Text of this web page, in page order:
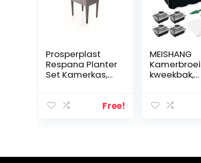
Prosperplast
Respana Planter
Set Kamerkas,
(grijs)
Free!
MEISHANG
kweekbak,
accessoires